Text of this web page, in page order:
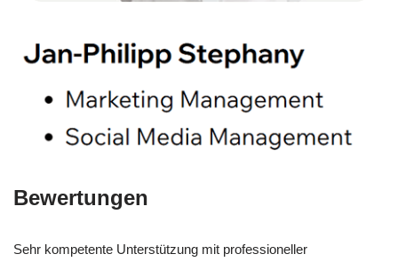
Bewertungen
Sehr kompetente Unterstützung mit professioneller